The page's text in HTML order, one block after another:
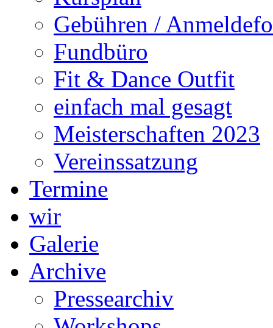
Gebühren /
Fundbüro
Fit & Dance Outfit
einfach mal gesagt
Meisterschaften 2023
Vereinssatzung
Termine
wir
Galerie
Archive
Pressearchiv